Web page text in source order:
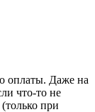
оплаты. Даже на
что-то не
при